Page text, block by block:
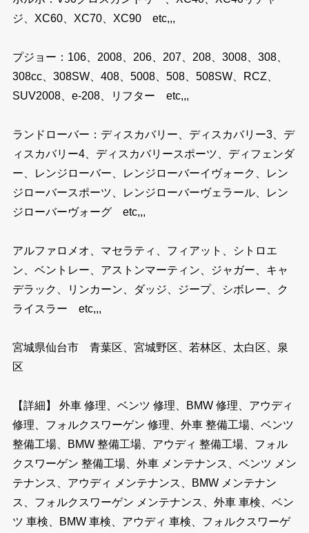
ジ、XC60、XC70、XC90 etc,,,
プジョー：106、2008、206、207、208、3008、308、
308cc、308SW、408、5008、508、508SW、RCZ、
SUV2008、e-208、リフター etc,,,
ランドローバー：ディスカバリー、ディスカバリー3、デ
ィスカバリー4、ディスカバリースポーツ、ディフェンダ
ー、レンジローバー、レンジローバーイヴォーク、レン
ジローバースポーツ、レンジローバーヴェラール、レン
ジローバーヴォーグ etc,,,
アルファロメオ、マセラティ、フィアット、シトロエ
ン、ベントレー、アストンマーティン、ジャガー、キャ
デラック、リンカーン、ダッジ、ジープ、シボレー、ク
ライスラー etc,,,
宮城県仙台市 青葉区、宮城野区、若林区、太白区、泉
区
【詳細】 外車 修理、ベンツ 修理、BMW 修理、アウディ
修理、フォルクスワーゲン 修理、外車 整備工場、ベンツ
整備工場、BMW 整備工場、アウディ 整備工場、フォル
クスワーゲン 整備工場、外車 メンテナンス、ベンツ メン
テナンス、アウディ メンテナンス、BMW メンテナン
ス、フォルクスワーゲン メンテナンス、外車 車検、ベン
ツ 車検、BMW 車検、アウディ 車検、フォルクスワーゲ